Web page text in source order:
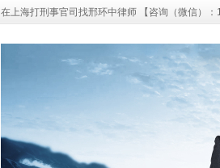
在上海打刑事官司找邢环中律师 【咨询（微信）：